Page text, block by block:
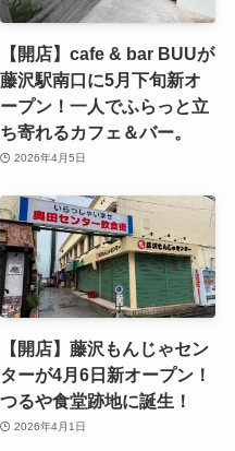
【開店】cafe & bar BUUが
藤沢駅南口に5月下旬新オ
ープン！一人でふらっと立
ち寄れるカフェ＆バー。
2026年4月5日
【開店】藤沢もんじゃセン
ターが4月6日新オープン！
つるや食堂跡地に誕生！
2026年4月1日